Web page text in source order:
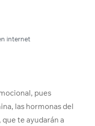
internet
pues
las hormonas del
te ayudarán a